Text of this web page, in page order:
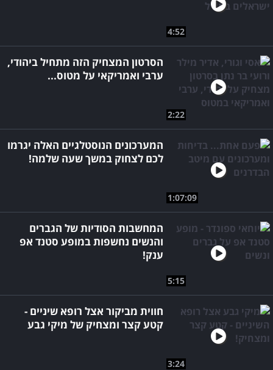
4:52
2:22
הסרטון המצחיק הזה מתחיל ביהודי,
ערבי ואמריקאי על מטוס...
1:07:09
המערכונים הנוסטלגיים האלה יגרמו
לכם לצחוק במשך שעה שלמה!
5:15
המחשבות הסודיות של הגברים
והנשים נחשפות במופע סטנד אפ
ענק!
3:24
חווית מביקור אצל רופא שיניים -
קטע קצר ומצחיק של מיקי גבע